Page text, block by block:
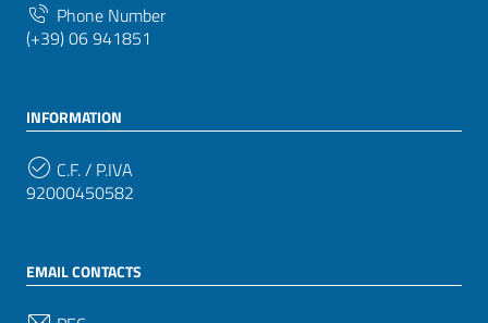
Phone Number
(+39) 06 941851
INFORMATION
C.F. / P.IVA
92000450582
EMAIL CONTACTS